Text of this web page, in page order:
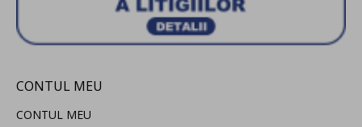
CONTUL MEU
CONTUL MEU